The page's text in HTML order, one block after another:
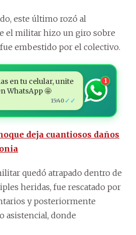
este último rozó al
el militar hizo un giro sobre
embestido por el colectivo.
en tu celular, unite
WhatsApp 🤩
15:40 ✓✓
1
deja cuantiosos daños
quedó atrapado dentro de
heridas, fue rescatado por
y posteriormente
asistencial, donde